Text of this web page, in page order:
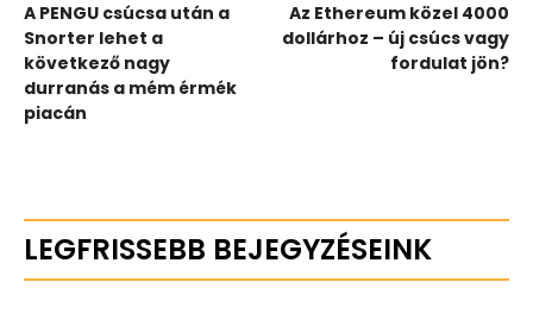
A PENGU csúcsa után a
Snorter lehet a
következő nagy
durranás a mém érmék
piacán
Az Ethereum közel 4000
dollárhoz – új csúcs vagy
fordulat jön?
LEGFRISSEBB BEJEGYZÉSEINK